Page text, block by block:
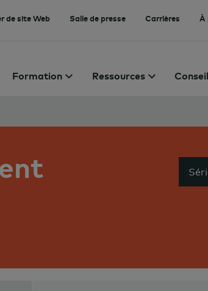
de site Web Salle de presse Carrières À
Formation Ressources